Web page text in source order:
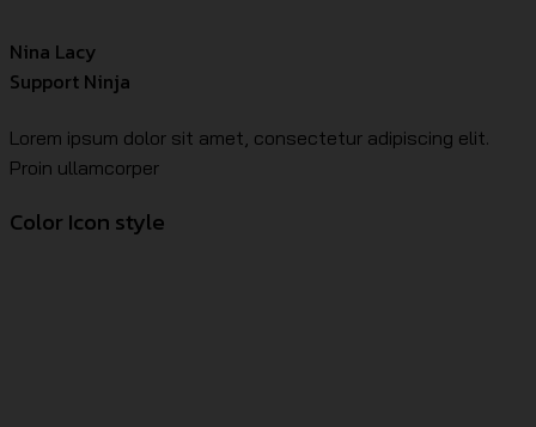
Nina Lacy
Support Ninja
Lorem ipsum dolor sit amet, consectetur adipiscing elit.
Proin ullamcorper
Color Icon style